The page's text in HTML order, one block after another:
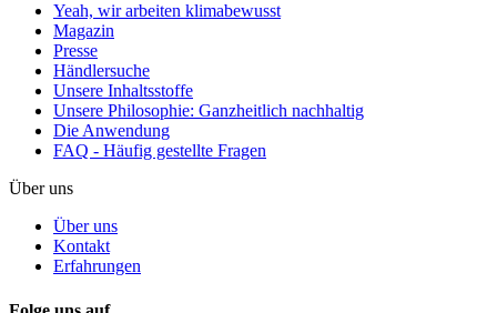
Yeah, wir arbeiten klimabewusst
Magazin
Presse
Händlersuche
Unsere Inhaltsstoffe
Unsere Philosophie: Ganzheitlich nachhaltig
Die Anwendung
FAQ - Häufig gestellte Fragen
Über uns
Über uns
Kontakt
Erfahrungen